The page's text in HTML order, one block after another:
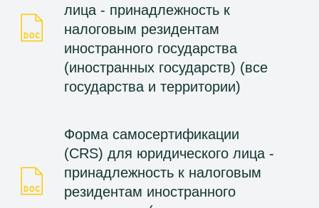
лица - принадлежность к
налоговым резидентам
иностранного государства
(иностранных государств) (все
государства и территории)
Форма самосертификации
(CRS) для юридического лица -
принадлежность к налоговым
резидентам иностранного